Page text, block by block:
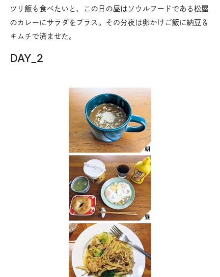
ツリ飯も食べたいと、この日の昼はソウルフードである松屋
のカレーにサラダをプラス。その分夜は卵かけご飯に納豆＆
キムチで済ませた。
DAY_2